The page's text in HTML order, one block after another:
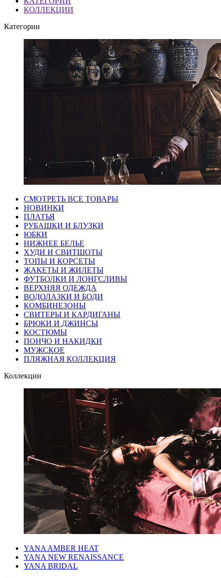
КОЛЛЕКЦИИ
Категории
СМОТРЕТЬ ВСЕ ТОВАРЫ
НОВИНКИ
ПЛАТЬЯ
РУБАШКИ И БЛУЗКИ
ЮБКИ
НИЖНЕЕ БЕЛЬЕ
ХУДИ И СВИТШОТЫ
ТОПЫ И КОРСЕТЫ
ЖАКЕТЫ И ЖИЛЕТЫ
ФУТБОЛКИ И ЛОНГСЛИВЫ
ВЕРХНЯЯ ОДЕЖДА
ВОДОЛАЗКИ И БОДИ
КОМБИНЕЗОНЫ
СВИТЕРЫ И КАРДИГАНЫ
БРЮКИ И ДЖИНСЫ
КОСТЮМЫ
ПОНЧО И НАКИДКИ
МУЖСКОЕ
ПЛЯЖНАЯ КОЛЛЕКЦИЯ
Коллекции
YANA AMBER HEAT
YANA NEW RENAISSANCE
YANA BRIDAL